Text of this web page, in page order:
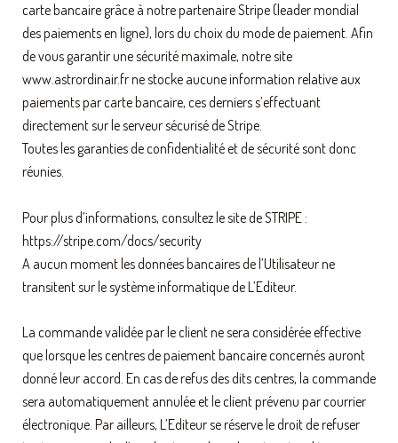
carte bancaire grâce à notre partenaire Stripe (leader mondial
des paiements en ligne), lors du choix du mode de paiement. Afin
de vous garantir une sécurité maximale, notre site
www.astrordinair.fr ne stocke aucune information relative aux
paiements par carte bancaire, ces derniers s’effectuant
directement sur le serveur sécurisé de Stripe.
Toutes les garanties de confidentialité et de sécurité sont donc
réunies.
Pour plus d’informations, consultez le site de STRIPE :
https://stripe.com/docs/security
A aucun moment les données bancaires de l’Utilisateur ne
transitent sur le système informatique de L’Editeur.
La commande validée par le client ne sera considérée effective
que lorsque les centres de paiement bancaire concernés auront
donné leur accord. En cas de refus des dits centres, la commande
sera automatiquement annulée et le client prévenu par courrier
électronique. Par ailleurs, L’Editeur se réserve le droit de refuser